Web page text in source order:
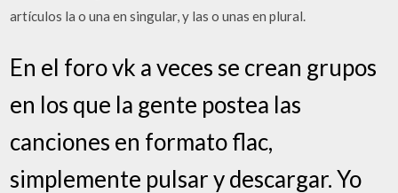
artículos la o una en singular, y las o unas en plural.
En el foro vk a veces se crean grupos
en los que la gente postea las
canciones en formato flac,
simplemente pulsar y descargar. Yo